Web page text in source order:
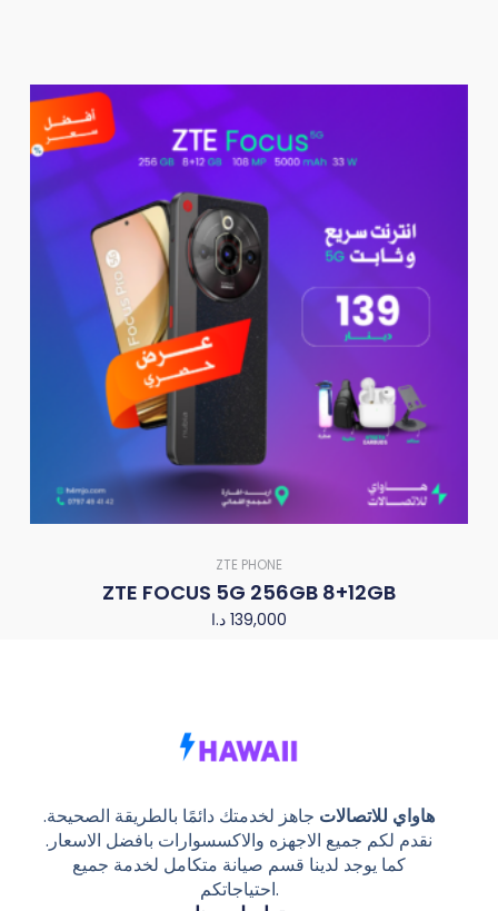
ZTE PHONE
ZTE FOCUS 5G 256GB 8+12GB
139,000 د.ا
هاواي للاتصالات جاهز لخدمتك دائمًا بالطريقة الصحيحة.
نقدم لكم جميع الاجهزه والاكسسوارات بافضل الاسعار.
كما يوجد لدينا قسم صيانة متكامل لخدمة جميع
احتياجاتكم.